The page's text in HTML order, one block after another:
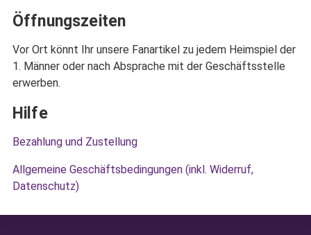
Öffnungszeiten
Vor Ort könnt Ihr unsere Fanartikel zu jedem Heimspiel der
1. Männer oder nach Absprache mit der Geschäftsstelle
erwerben.
Hilfe
Bezahlung und Zustellung
Allgemeine Geschäftsbedingungen (inkl. Widerruf,
Datenschutz)